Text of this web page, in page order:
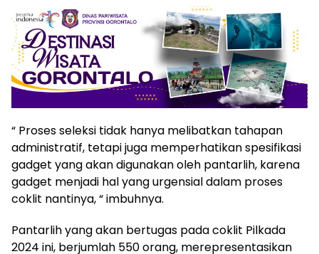
“ Proses seleksi tidak hanya melibatkan tahapan
administratif, tetapi juga memperhatikan spesifikasi
gadget yang akan digunakan oleh pantarlih, karena
gadget menjadi hal yang urgensial dalam proses
coklit nantinya, “ imbuhnya.
Pantarlih yang akan bertugas pada coklit Pilkada
2024 ini, berjumlah 550 orang, merepresentasikan